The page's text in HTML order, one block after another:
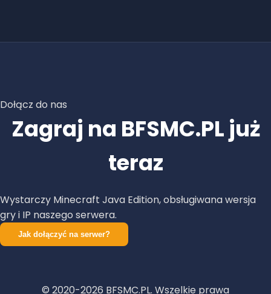
Dołącz do nas
Zagraj na BFSMC.PL już
teraz
Wystarczy Minecraft Java Edition, obsługiwana wersja
gry i IP naszego serwera.
Jak dołączyć na serwer?
© 2020-2026 BFSMC.PL. Wszelkie prawa